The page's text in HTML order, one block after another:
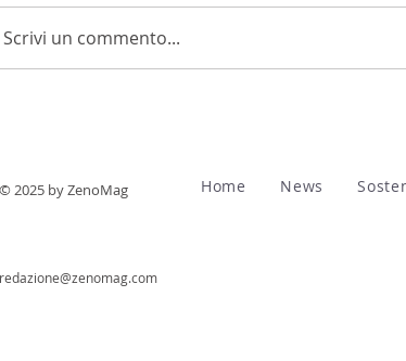
Scrivi un commento...
© 2025 by ZenoMag Home News
redazione@zenomag.com